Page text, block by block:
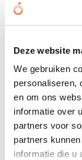
Deze website
We gebruiken
personaliseren,
en om ons
informatie over
partners voor
partners
informatie die u